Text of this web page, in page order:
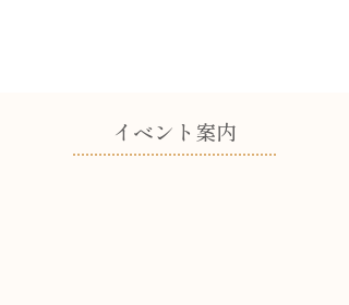
​イベント案内